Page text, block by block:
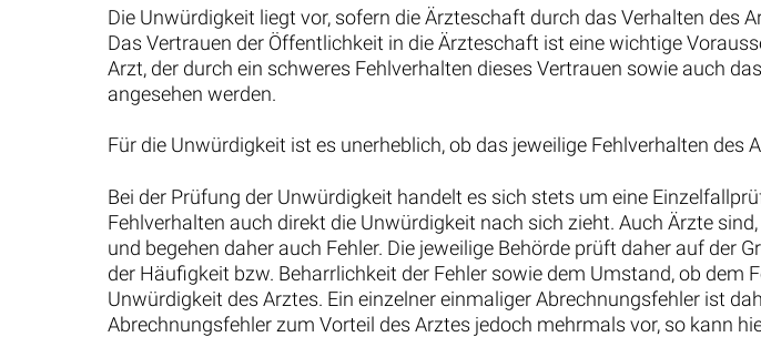
Die Unwürdigkeit liegt vor, sofern die Ärzteschaft durch das Verhalten des
Das Vertrauen der Öffentlichkeit in die Ärzteschaft ist eine wichtige
Arzt, der durch ein schweres Fehlverhalten dieses Vertrauen sowie auch
angesehen werden.
Für die Unwürdigkeit ist es unerheblich, ob das jeweilige Fehlverhalten
Bei der Prüfung der Unwürdigkeit handelt es sich stets um eine
Fehlverhalten auch direkt die Unwürdigkeit nach sich zieht. Auch Ärzte
und begehen daher auch Fehler. Die jeweilige Behörde prüft daher auf der
der Häufigkeit bzw. Beharrlichkeit der Fehler sowie dem Umstand, ob dem
Unwürdigkeit des Arztes. Ein einzelner einmaliger Abrechnungsfehler ist
Abrechnungsfehler zum Vorteil des Arztes jedoch mehrmals vor, so kann